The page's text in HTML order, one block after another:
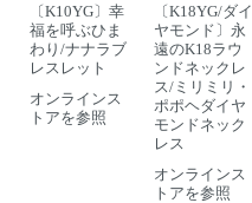
〔K10YG〕幸
福を呼ぶひま
わり/ナナラブ
レスレット
オンラインス
トアを参照
〔K18YG/ダイ
ヤモンド〕永
遠のK18ラウ
ンドネックレ
ス/ミリミリ・
ポポヘダイヤ
モンドネック
レス
オンラインス
トアを参照